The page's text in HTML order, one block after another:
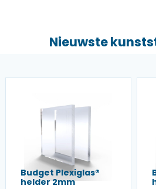
Nieuwste
Budget Plexiglas®
helder 2mm